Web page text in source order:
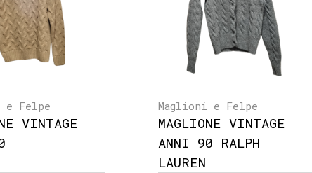
e Felpe
VINTAGE
Maglioni e Felpe
MAGLIONE VINTAGE
ANNI 90 RALPH
LAUREN